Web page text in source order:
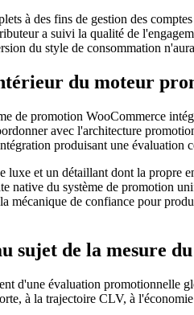
à des fins de gestion des
a suivi la qualité de
du style de consommation
du moteur
de promotion WooCommerce
avec l'architecture
produisant une évaluation
et un détaillant dont la propre
du système de promotion
mécanique de confiance pour
sujet de la mesure
d'une évaluation promotionnelle
à la trajectoire CLV, à